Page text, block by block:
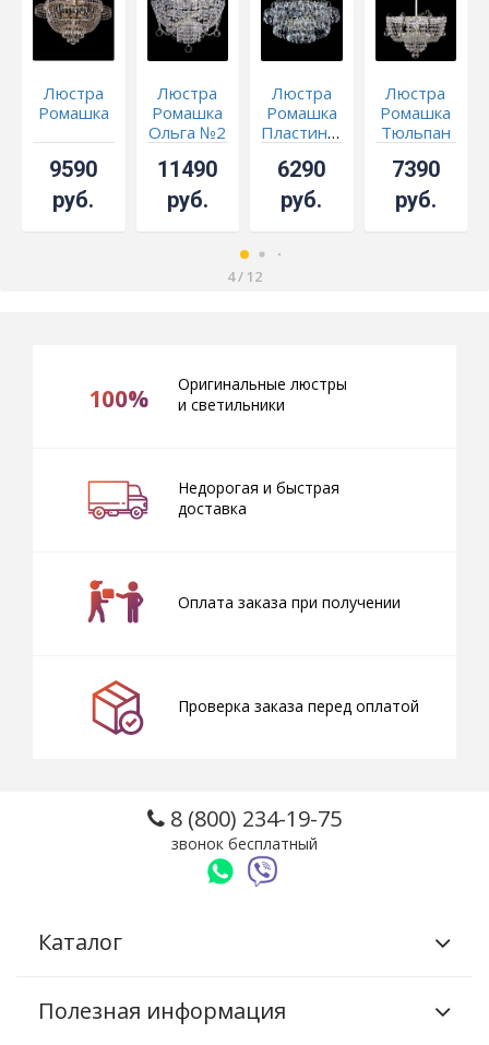
Люстра
Ромашка
9590
руб.
Люстра
Ромашка
Ольга №2
11490
руб.
Люстра
Ромашка
Пластинка
6290
руб.
Люстра
Ромашка
Тюльпан
7390
руб.
4/ 12
100%
Оригинальные люстры
и светильники
Недорогая и быстрая
доставка
Оплата заказа при получении
Проверка заказа перед оплатой
8 (800) 234-19-75
звонок бесплатный
Каталог
Полезная информация